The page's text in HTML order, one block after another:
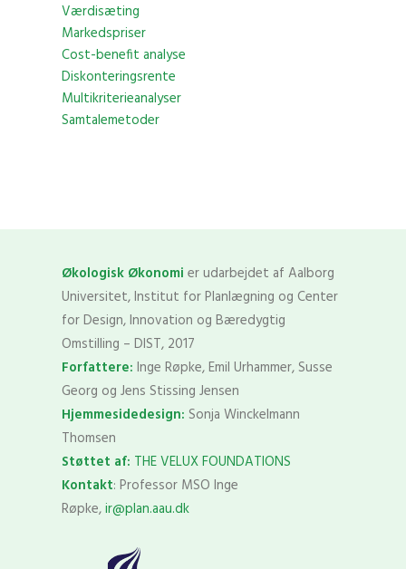
Værdisæting
Markedspriser
Cost-benefit analyse
Diskonteringsrente
Multikriterieanalyser
Samtalemetoder
Økologisk Økonomi er udarbejdet af Aalborg
Universitet, Institut for Planlægning og Center
for Design, Innovation og Bæredygtig
Omstilling – DIST, 2017
Forfattere: Inge Røpke, Emil Urhammer, Susse
Georg og Jens Stissing Jensen
Hjemmesidedesign: Sonja Winckelmann
Thomsen
Støttet af: THE VELUX FOUNDATIONS
Kontakt: Professor MSO Inge
Røpke,ir@plan.aau.dk